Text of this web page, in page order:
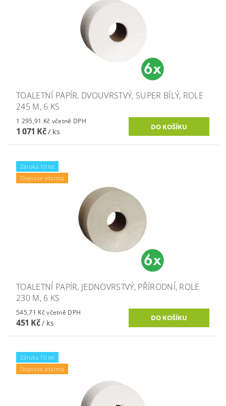
TOALETNÍ PAPÍR, DVOUVRSTVÝ, SUPER BÍLÝ, ROLE
245 M, 6 KS
1 295,91 Kč včetně DPH
1 071 Kč/ ks
Záruka 10 let
Doprava zdarma
TOALETNÍ PAPÍR, JEDNOVRSTVÝ, PŘÍRODNÍ, ROLE
230 M, 6 KS
545,71 Kč včetně DPH
451 Kč/ ks
Záruka 10 let
Doprava zdarma